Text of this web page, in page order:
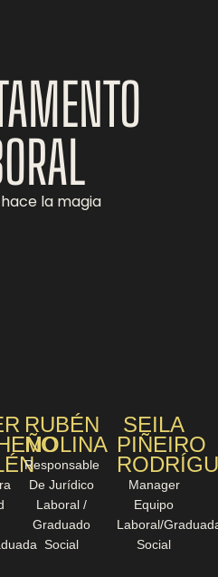
la magia
RUBÉN
MOLINA
Responsable
De Jurídico
Laboral /
Graduado
Social
SEILA
PIÑEIRO
Manager
Equipo
Laboral/
Social